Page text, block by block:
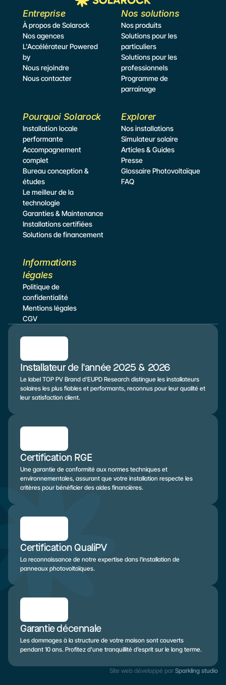
Entreprise
À propos de Solarock
Nos agences
L'Accélérateur Powered
by
Nous rejoindre
Nous contacter
Nos solutions
Nos produits
Solutions pour les
particuliers
Solutions pour les
professionnels
Programme de
parrainage
Pourquoi Solarock
Installation locale
performante
Accompagnement
complet
Bureau conception &
études
Le meilleur de la
technologie
Garanties & Maintenance
Installations certifiées
Solutions de financement
Explorer
Nos installations
Simulateur solaire
Articles & Guides
Presse
Glossaire Photovoltaïque
FAQ
Informations
légales
Politique de
confidentialité
Mentions légales
CGV
Installateur de l'année 2025 & 2026
Le label TOP PV Brand d’EUPD Research distingue les installateurs
solaires les plus fiables et performants, reconnus pour leur qualité et
leur satisfaction client.
Certification RGE
Une garantie de conformité aux normes techniques et
environnementales, assurant que votre installation respecte les
critères pour bénéficier des aides financières.
Certification QualiPV
La reconnaissance de notre expertise dans l'installation de
panneaux photovoltaïques.
Garantie décennale
Les dommages à la structure de votre maison sont couverts
pendant 10 ans. Profitez d’une tranquillité d’esprit sur le long terme.
Site web développé par Sparkling studio